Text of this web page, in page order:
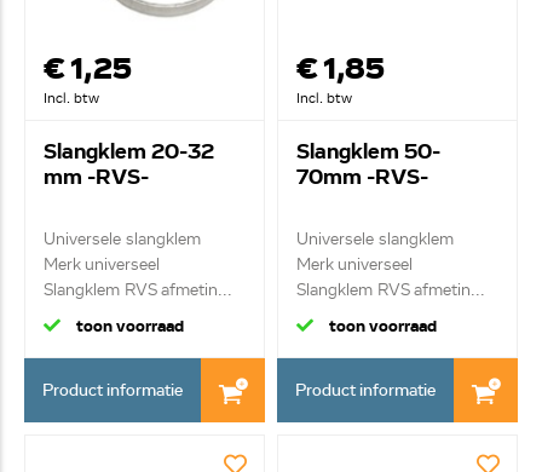
€ 1,25
Incl. btw
Slangklem 20-32
mm -RVS-
Universele slangklem
Merk universeel
Slangklem RVS afmetin...
toon voorraad
Product informatie
€ 1,85
Incl. btw
Slangklem 50-
70mm -RVS-
Universele slangklem
Merk universeel
Slangklem RVS afmetin...
toon voorraad
Product informatie